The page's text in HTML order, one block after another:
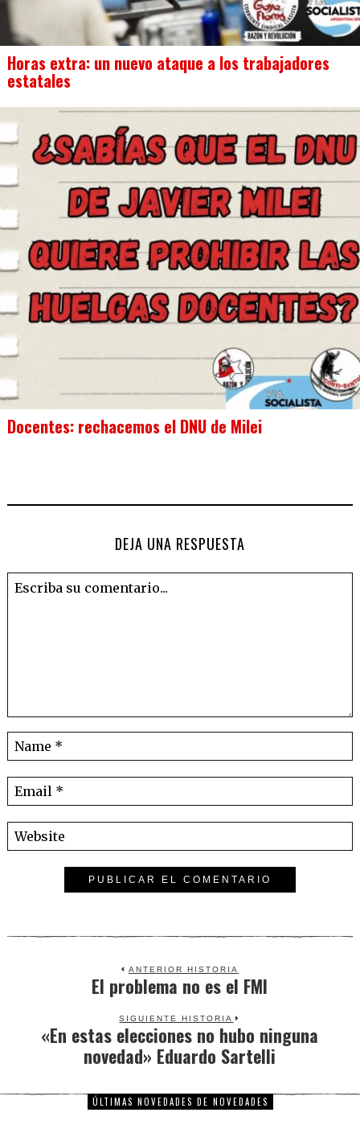
Horas extra: un nuevo ataque a los trabajadores
estatales
Docentes: rechacemos el DNU de Milei
DEJA UNA RESPUESTA
ANTERIOR HISTORIA
Previous
El problema no es el FMI
SIGUIENTE HISTORIA
Next
post:
«En estas elecciones no hubo ninguna
novedad» Eduardo Sartelli
ÚLTIMAS NOVEDADES DE NOVEDADES